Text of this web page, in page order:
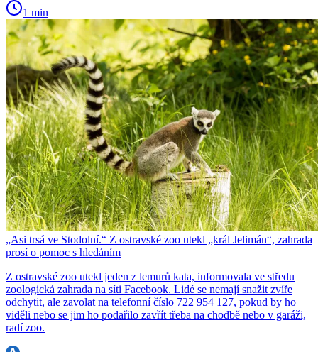
1 min
„Asi trsá ve Stodolní.“ Z ostravské zoo utekl „král Jelimán“, zahrada
prosí o pomoc s hledáním
Z ostravské zoo utekl jeden z lemurů kata, informovala ve středu
zoologická zahrada na síti Facebook. Lidé se nemají snažit zvíře
odchytit, ale zavolat na telefonní číslo 722 954 127, pokud by ho
viděli nebo se jim ho podařilo zavřít třeba na chodbě nebo v garáži,
radí zoo.